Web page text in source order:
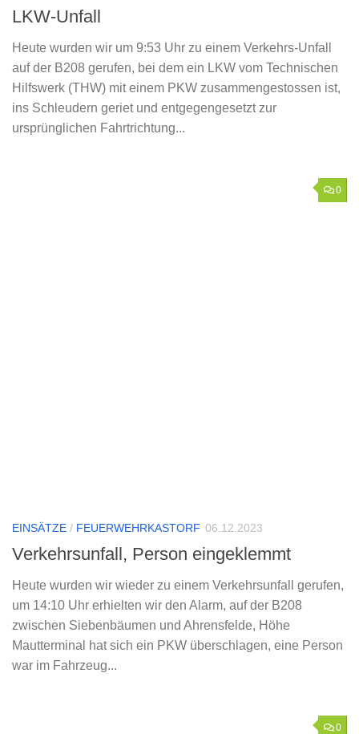
LKW-Unfall
Heute wurden wir um 9:53 Uhr zu einem Verkehrs-Unfall
auf der B208 gerufen, bei dem ein LKW vom Technischen
Hilfswerk (THW) mit einem PKW zusammengestossen ist,
ins Schleudern geriet und entgegengesetzt zur
ursprünglichen Fahrtrichtung...
0
EINSÄTZE / FEUERWEHRKASTORF 06.12.2023
Verkehrsunfall, Person eingeklemmt
Heute wurden wir wieder zu einem Verkehrsunfall gerufen,
um 14:10 Uhr erhielten wir den Alarm, auf der B208
zwischen Siebenbäumen und Ahrensfelde, Höhe
Mautterminal hat sich ein PKW überschlagen, eine Person
war im Fahrzeug...
0